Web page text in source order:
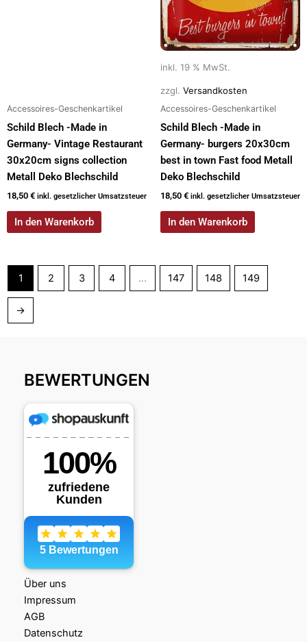
Accessoires-Geschenkartikel
Schild Blech -Made in
Germany- Vintage Restaurant
30x20cm signs collection
Metall Deko Blechschild
18,50 € inkl. gesetzlicher Umsatzsteuer
In den Warenkorb
inkl. 19 % MwSt.
zzgl. Versandkosten
Accessoires-Geschenkartikel
Schild Blech -Made in
Germany- burgers 20x30cm
best in town Fast food Metall
Deko Blechschild
18,50 € inkl. gesetzlicher Umsatzsteuer
In den Warenkorb
1 2 3 4 … 147 148 149
→
BEWERTUNGEN
Über uns
Impressum
AGB
Datenschutz